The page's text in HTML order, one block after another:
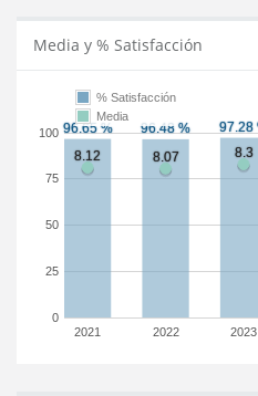
Media y % Satisfacción
2021 2022 2023
0
25
50
75
100
% Satisfacción
Media